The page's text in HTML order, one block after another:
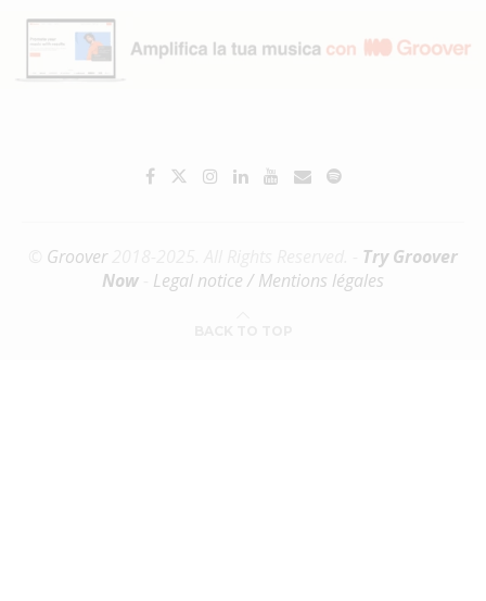
Groover2018-2025. All Rights Reserved. - Try Groover
Now
Legal notice / Mentions légales